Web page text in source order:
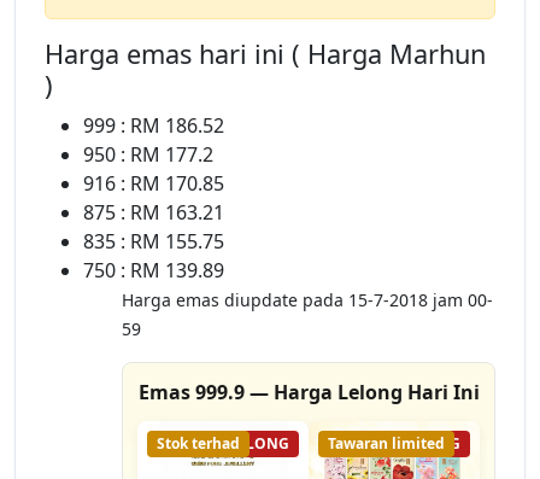
Harga emas hari ini ( Harga Marhun
)
999 : RM 186.52
950 : RM 177.2
916 : RM 170.85
875 : RM 163.21
835 : RM 155.75
750 : RM 139.89
Harga emas diupdate pada 15-7-2018 jam 00-
59
Emas 999.9 — Harga Lelong Hari Ini
8% LELONG
Stok terhad 51% LELONG
Tawaran limited